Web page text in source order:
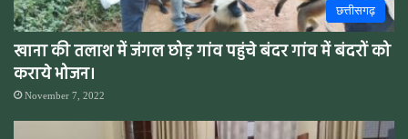
छत्तीसगढ़
खाना की तलाश में जंगल छोड़ गांव पहुंचे बंदर गांव में बंदरों को
कराये भोजन।
November 7, 2022